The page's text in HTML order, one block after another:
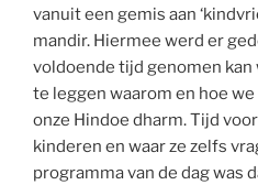
vanuit een gemis aan
mandir. Hiermee werd er
voldoende tijd genomen
te leggen waarom en hoe
onze Hindoe dharm. Tijd
kinderen en waar ze zelfs
programma van de dag was